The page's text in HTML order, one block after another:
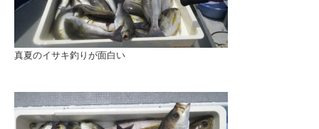
真夏のイサキ釣りが面白い